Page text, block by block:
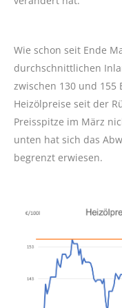
Wie schon seit Ende
durchschnittlichen
zwischen 130 und 155
Heizölpreise seit der
Preisspitze im März
unten hat sich das
begrenzt erwiesen.